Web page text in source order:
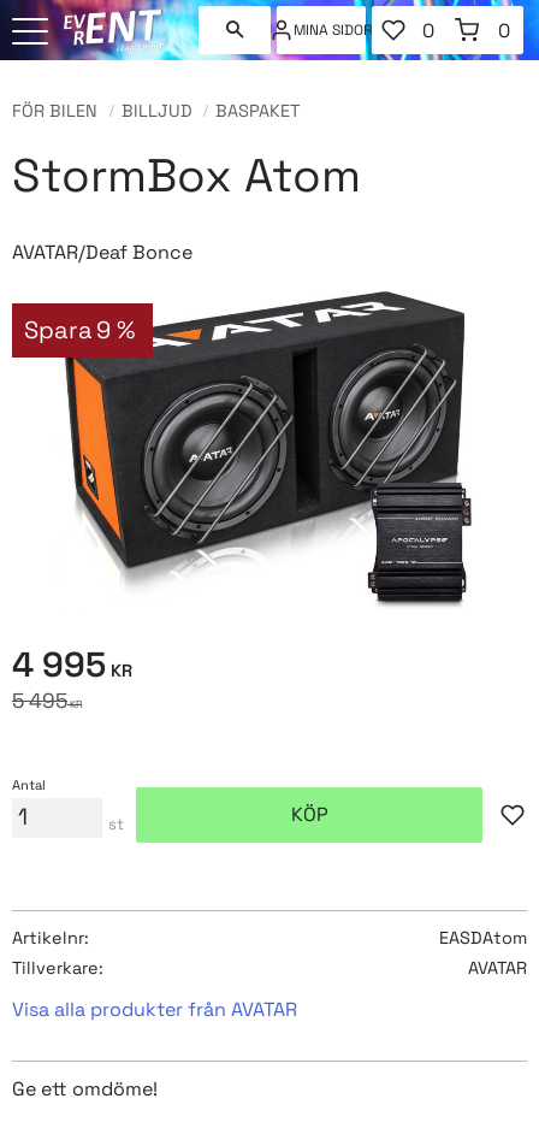
MINA SIDOR
FAVORITER
ANTAL
0
KUNDVAGN
0
FÖR BILEN BILLJUD BASPAKET
StormBox Atom
AVATAR/Deaf Bonce
Spara9 %
Nedsatt pris:
4 995 KR
Ordinarie pris:
5 495KR
Antal
st KÖP
Artikelnr
EASDAtom
Tillverkare
AVATAR
Visa alla produkter från AVATAR
Ge ett omdöme!